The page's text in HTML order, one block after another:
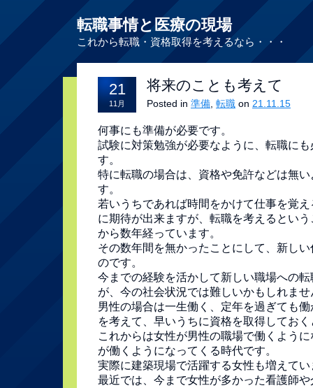
転職事情と医療の現場
これから転職・資格取得を考えるなら・・・
21
11月
将来のことも考えて
Posted in 準備, 転職 on 21.11.15
何事にも準備が必要です。
試験に対策勉強が必要なように、転職に
す。
特に転職の場合は、資格や免許などは無
す。
若いうちであれば時間をかけて仕事を覚
に期待が出来ますが、転職を考えるとい
から数年経っています。
その数年間を無かったことにして、新し
のです。
今までの経験を活かして新しい職場への
が、今の社会状況では難しいかもしれませ
男性の場合は一生働く、定年を過ぎても
を考えて、早いうちに資格を取得してお
これからは女性が男性の職場で働くよう
が働くようになってくる時代です。
実際に建築現場で活躍する女性も増えてい
最近では、今まで女性が多かった看護師